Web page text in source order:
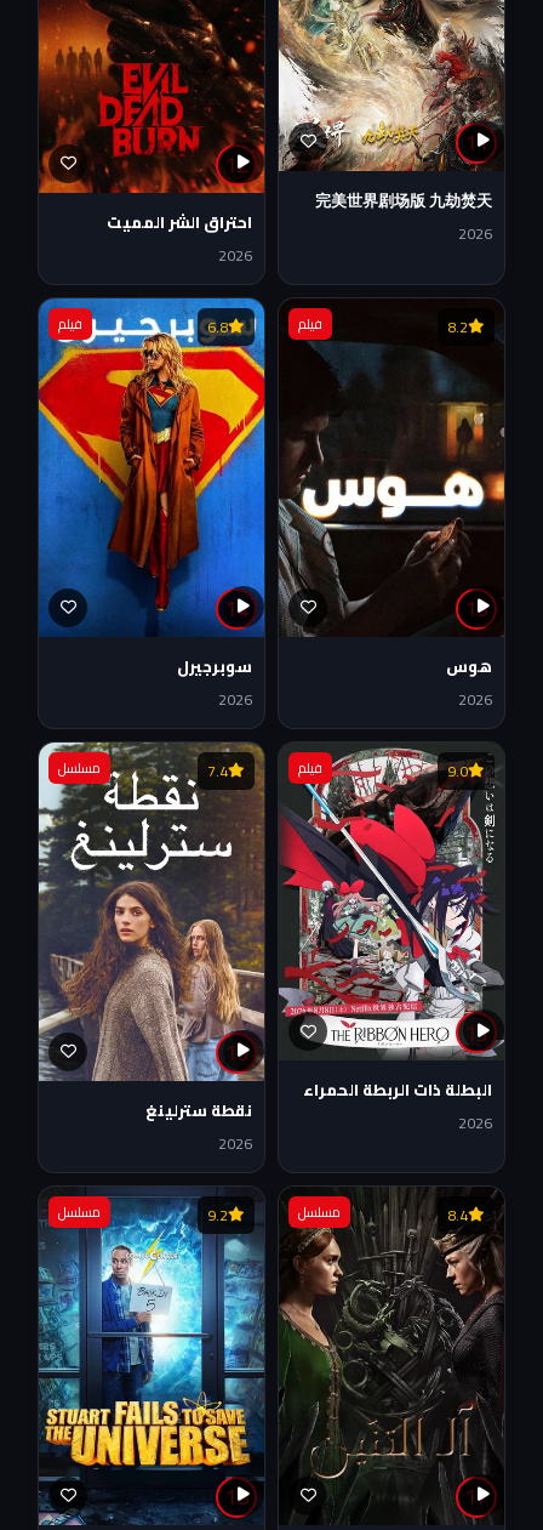
11
完美世界剧场版 九劫焚天
2026
12
احتراق الشر المميت
2026
8.2 فيلم
13
هوس
2026
6.8 فيلم
14
سوبرجيرل
2026
9.0 فيلم
15
البطلة ذات الربطة الحمراء
2026
7.4 مسلسل
16
نقطة سترلينغ
2026
8.4 مسلسل
17
9.2 مسلسل
18